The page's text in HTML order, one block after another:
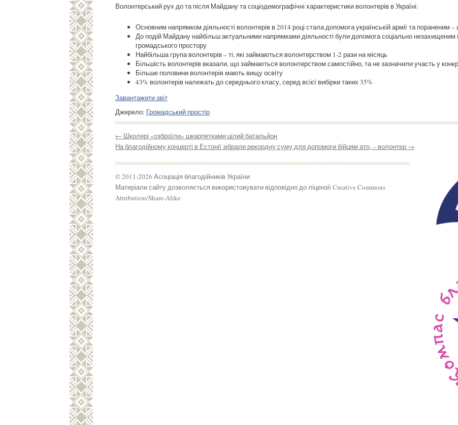
Волонтерський рух до та після Майдану та соціодемографічні характеристики волонтерів в Україні:
Основним напрямком діяльності волонтерів в 2014 році стала допомога українській армії та пораненим
До подій Майдану найбільш актуальними напрямками діяльності були допомога соціально незахищеним
громадського простору
Найбільша група волонтерів – ті, які займаються волонтерством 1-2 рази на місяць
Більшість волонтерів вказали, що займаються волонтерством самостійно, та не зазначили участь у
Більше половини волонтерів мають вищу освіту
43% волонтерів належать до середнього класу, серед всієї вибірки таких 35%
Завантажити звіт
Джерело: Громадський простір
← Школярі «озброїли» шкарпетками цілий батальйон
На благодійному концерті в Естонії зібрали рекордну суму для допомоги бійцям ато, – волонтер →
© 2011-2026 Асоціація благодійників України
Матеріали сайту дозволяється використовувати відповідно до ліцензії Creative Commons
Attribution/Share-Alike